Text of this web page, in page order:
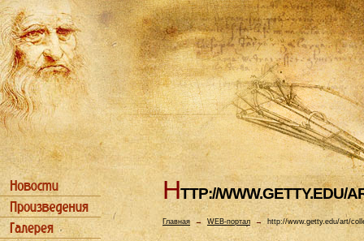
HTTP://WWW.GETTY.EDU/
Главная→ WEB-портал → http://www.getty.edu/art/